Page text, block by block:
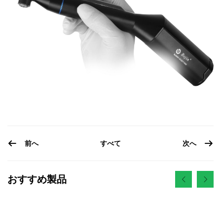
前へ すべて 次へ
おすすめ製品